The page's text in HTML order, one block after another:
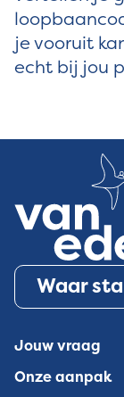
je vooruit
echt bij jou
Waar
Jouw vraag
Onze aanpak